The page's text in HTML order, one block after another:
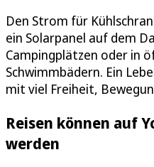
Den Strom für
ein Solarpanel auf dem
Campingplätzen oder in
Schwimmbädern. Ein
mit viel Freiheit,
Reisen können auf
werden